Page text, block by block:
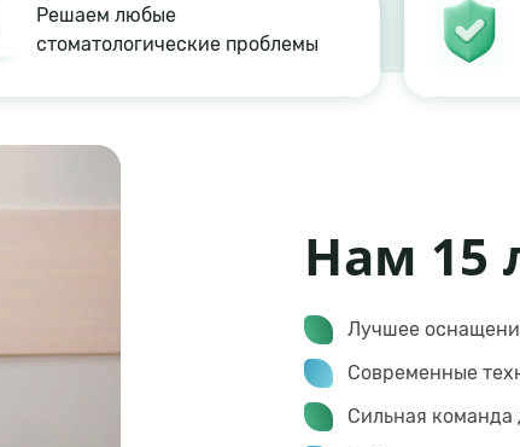
Решаем любые
стоматологические проблемы
Нам 15
Лучшее
Современные
Сильная команда